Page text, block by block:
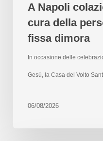
A Napoli
cura della
fissa dimora
In occasione delle
Gesù, la Casa del Volto
06/08/2026